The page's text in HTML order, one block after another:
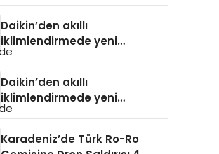
Daikin’den akıllı
iklimlendirmede yeni
dönem: Madoka Plus
Daikin’den akıllı
iklimlendirmede yeni
dönem: Madoka Plus
Karadeniz’de Türk Ro-Ro